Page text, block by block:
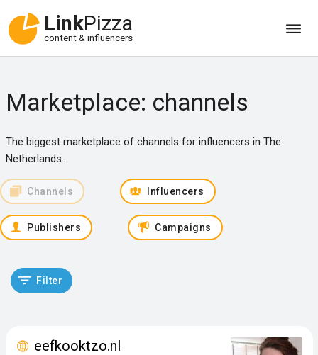
LinkPizza
content & influencers
Marketplace: channels
The biggest marketplace of channels for influencers in The
Netherlands.
Channels Influencers
Publishers Campaigns
Filter
eefkooktzo.nl